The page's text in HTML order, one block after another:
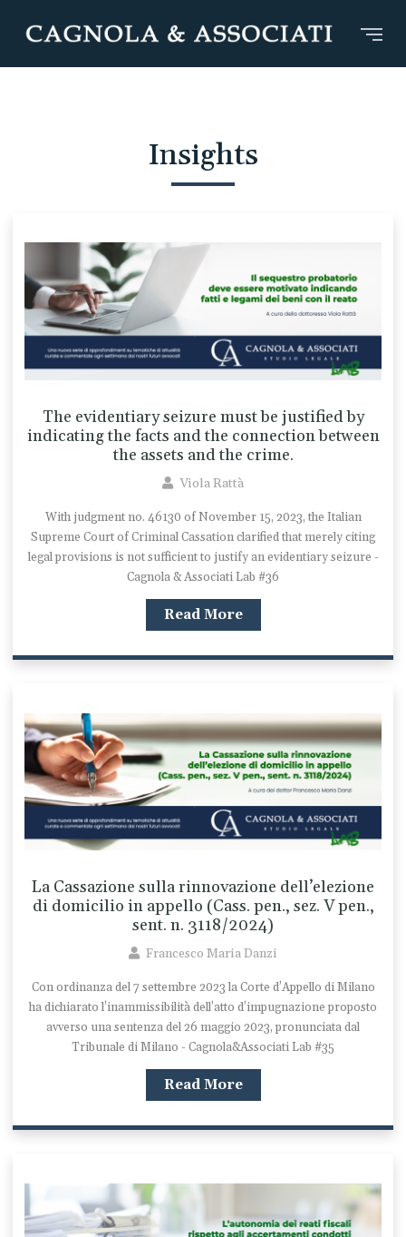
Insights
The evidentiary seizure must be justified by
indicating the facts and the connection between
the assets and the crime.
Viola Rattà
With judgment no. 46130 of November 15, 2023, the Italian
Supreme Court of Criminal Cassation clarified that merely citing
legal provisions is not sufficient to justify an evidentiary seizure -
Cagnola & Associati Lab #36
Read More
La Cassazione sulla rinnovazione dell’elezione
di domicilio in appello (Cass. pen., sez. V pen.,
sent. n. 3118/2024)
Francesco Maria Danzi
Con ordinanza del 7 settembre 2023 la Corte d’Appello di Milano
ha dichiarato l’inammissibilità dell’atto d’impugnazione proposto
avverso una sentenza del 26 maggio 2023, pronunciata dal
Tribunale di Milano - Cagnola&Associati Lab #35
Read More